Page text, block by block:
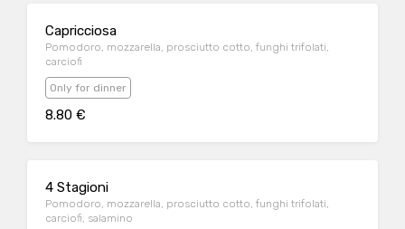
Capricciosa
Pomodoro, mozzarella, prosciutto cotto, funghi trifolati,
carciofi
Only for dinner
8.80 €
4 Stagioni
Pomodoro, mozzarella, prosciutto cotto, funghi trifolati,
carciofi, salamino